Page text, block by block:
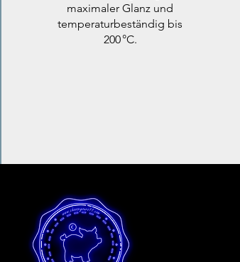
maximaler Glanz und
temperaturbeständig bis
200 °C.